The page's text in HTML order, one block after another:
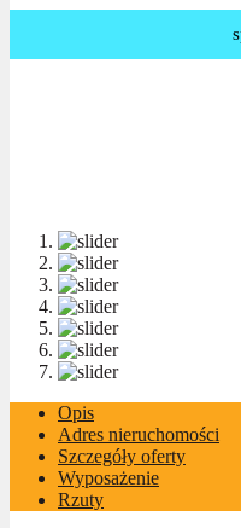
Opis
Adres nieruchomości
Szczegóły oferty
Wyposażenie
Rzuty